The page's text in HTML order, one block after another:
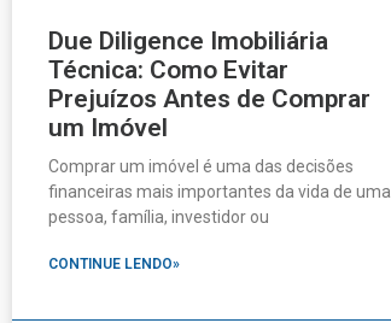
Due Diligence Imobiliária
Técnica: Como Evitar
Prejuízos Antes de Comprar
um Imóvel
Comprar um imóvel é uma das decisões
financeiras mais importantes da vida de uma
pessoa, família, investidor ou
CONTINUE LENDO»